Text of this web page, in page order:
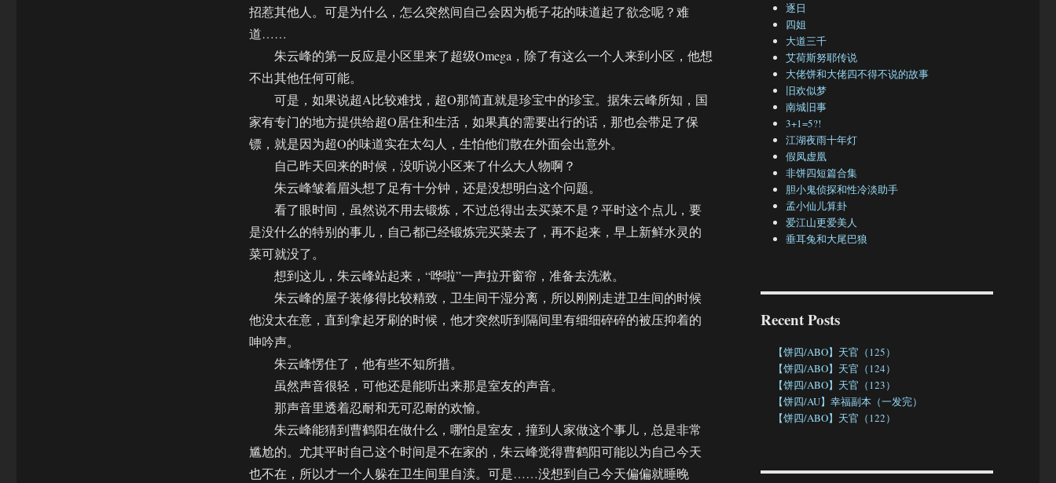
招惹其他人。可是为什么，怎么突然间自己会因为栀子花的味道起了欲念呢？难
道……
朱云峰的第一反应是小区里来了超级Omega，除了有这么一个人来到小区，他想
不出其他任何可能。
可是，如果说超A比较难找，超O那简直就是珍宝中的珍宝。据朱云峰所知，国
家有专门的地方提供给超O居住和生活，如果真的需要出行的话，那也会带足了保
镖，就是因为超O的味道实在太勾人，生怕他们散在外面会出意外。
自己昨天回来的时候，没听说小区来了什么大人物啊？
朱云峰皱着眉头想了足有十分钟，还是没想明白这个问题。
看了眼时间，虽然说不用去锻炼，不过总得出去买菜不是？平时这个点儿，要
是没什么的特别的事儿，自己都已经锻炼完买菜去了，再不起来，早上新鲜水灵的
菜可就没了。
想到这儿，朱云峰站起来，“哗啦”一声拉开窗帘，准备去洗漱。
朱云峰的屋子装修得比较精致，卫生间干湿分离，所以刚刚走进卫生间的时候
他没太在意，直到拿起牙刷的时候，他才突然听到隔间里有细细碎碎的被压抑着的
呻吟声。
朱云峰愣住了，他有些不知所措。
虽然声音很轻，可他还是能听出来那是室友的声音。
那声音里透着忍耐和无可忍耐的欢愉。
朱云峰能猜到曹鹤阳在做什么，哪怕是室友，撞到人家做这个事儿，总是非常
尴尬的。尤其平时自己这个时间是不在家的，朱云峰觉得曹鹤阳可能以为自己今天
也不在，所以才一个人躲在卫生间里自渎。可是……没想到自己今天偏偏就睡晚
逐日
四姐
大道三千
艾荷斯努耶传说
大佬饼和大佬四不得不说的故事
旧欢似梦
南城旧事
3+1=5?!
江湖夜雨十年灯
假凤虚凰
非饼四短篇合集
胆小鬼侦探和性冷淡助手
孟小仙儿算卦
爱江山更爱美人
垂耳兔和大尾巴狼
Recent Posts
【饼四/ABO】天官（125）
【饼四/ABO】天官（124）
【饼四/ABO】天官（123）
【饼四/AU】幸福副本（一发完）
【饼四/ABO】天官（122）